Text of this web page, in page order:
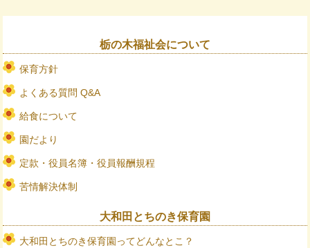
栃の木福祉会について
保育方針
よくある質問 Q&A
給食について
園だより
定款・役員名簿・役員報酬規程
苦情解決体制
大和田とちのき保育園
大和田とちのき保育園ってどんなとこ？